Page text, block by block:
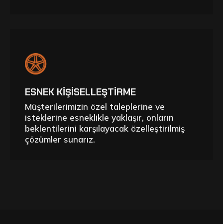
ESNEK KIŞISELLEŞTIRME
Müşterilerimizin özel taleplerine ve
isteklerine esneklikle yaklaşır, onların
beklentilerini karşılayacak özelleştirilmiş
çözümler sunarız.